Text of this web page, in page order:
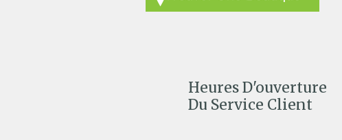
Heures D'ouverture
Du Service Client